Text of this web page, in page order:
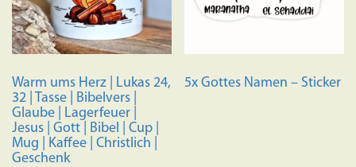
können
auf
der
gewählt
werden
können
gewählt
Warm ums Herz | Lukas 24,
32 | Tasse | Bibelvers |
Glaube | Lagerfeuer |
Jesus | Gott | Bibel | Cup |
Mug | Kaffee | Christlich |
Geschenk
5x Gottes Namen – Sticker